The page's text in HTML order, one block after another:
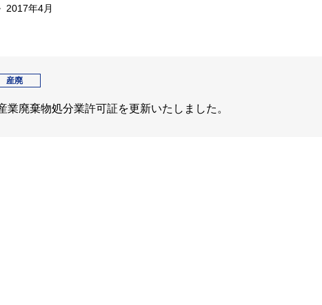
2017年4月
産廃
業廃棄物処分業許可証を更新いたしました。